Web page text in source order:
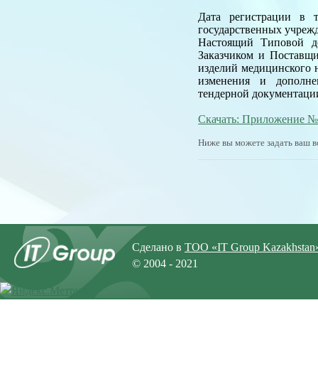
Дата регистрации в
государственных
Настоящий Типовой
Заказчиком и
изделий
изменения и
тендерной
Скачать: Приложение
Ниже вы можете задать ваш
Сделано в ТОО «IT Group
© 2004 - 2021